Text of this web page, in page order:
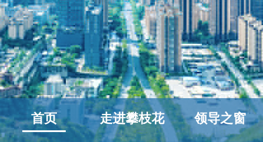
首页 走进攀枝花 领导之窗